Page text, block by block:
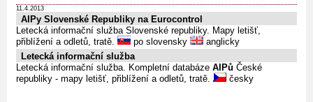
11.4.2013
AIPy Slovenské Republiky na Eurocontrol
Letecká informační služba Slovenské republiky. Mapy letišť,
přiblížení a odletů, tratě.
po slovensky
anglicky
Letecká informační služba
Letecká informační služba. Kompletní databáze AIPů České
republiky - mapy letišť, přiblížení a odletů, tratě.
česky